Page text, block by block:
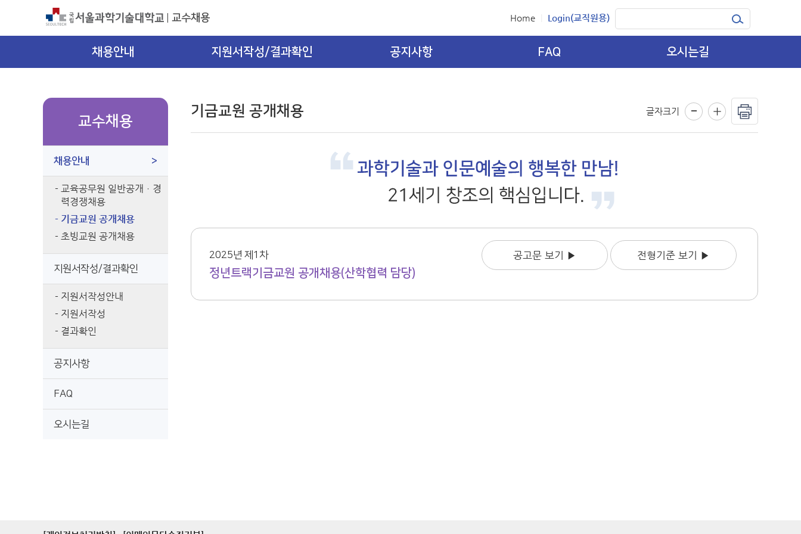
교수채용 Home Login(교직원용)
채용안내 지원서작성/결과확인 공지사항 FAQ 오시는길
교수채용
채용안내 >
- 교육공무원 일반공개ㆍ경
력경쟁채용
- 기금교원 공개채용
- 초빙교원 공개채용
지원서작성/결과확인
- 지원서작성안내
- 지원서작성
- 결과확인
공지사항
FAQ
오시는길
기금교원 공개채용 글자크기
2025년 제1차
정년트랙기금교원 공개채용(산학협력 담당)
공고문 보기 ▶ 전형기준 보기 ▶